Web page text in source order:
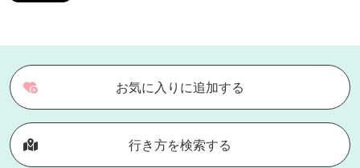
お気に入りに追加する
行き方を検索する